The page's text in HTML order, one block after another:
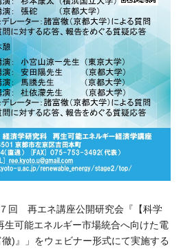
回 再エネ講座公開研究会『【科学
生可能エネルギー市場統合へ向けた電
)』」をウェビナー形式にて実施する